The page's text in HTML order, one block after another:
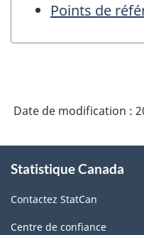
Points de
Date de modification :
propos
ce
site
Statistique Canada
Contactez StatCan
Centre de confiance